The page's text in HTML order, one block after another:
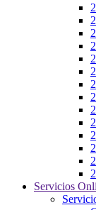
Servicios